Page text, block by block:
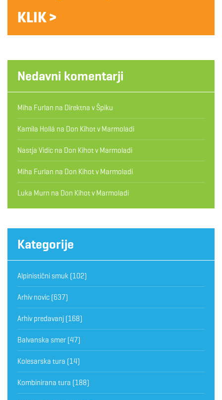
KLIK >
Nedavni komentarji
Miha Furlan na Direktna v Špiku
Kamila Hollá na Don Kihot v Marmoladi
Nastja Vidic na Don Kihot v Marmoladi
Miha Furlan na Don Kihot v Marmoladi
Luka Murn na Don Kihot v Marmoladi
Kategorije
Alpinistični smuk (102)
Arhiv novic (637)
Arhiv predavanj (168)
Balvanska smer (47)
Kolesarska tura (14)
Kombinirana tura (188)